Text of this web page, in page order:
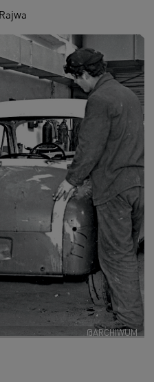
@ARCHIWUM